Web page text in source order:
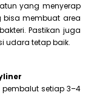
yang menyerap
bisa membuat area
Pastikan juga
udara tetap baik.
setiap 3–4